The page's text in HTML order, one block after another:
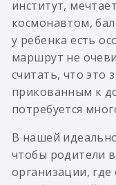
институт,
космонавтом,
у ребенка есть
маршрут не
считать, что это
прикованным к
потребуется
В нашей
чтобы родители
организации,